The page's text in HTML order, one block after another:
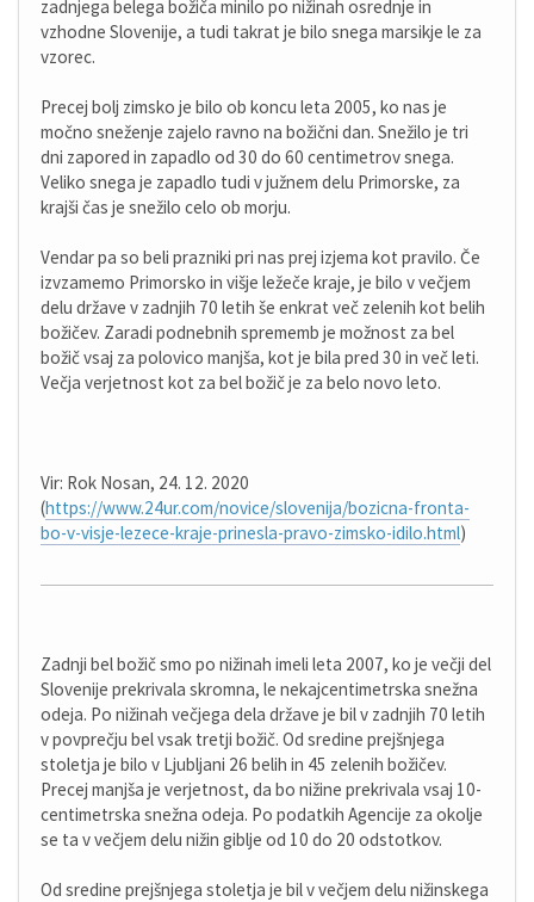
zadnjega belega božiča minilo po nižinah osrednje in
vzhodne Slovenije, a tudi takrat je bilo snega marsikje le za
vzorec.
Precej bolj zimsko je bilo ob koncu leta 2005, ko nas je
močno sneženje zajelo ravno na božični dan. Snežilo je tri
dni zapored in zapadlo od 30 do 60 centimetrov snega.
Veliko snega je zapadlo tudi v južnem delu Primorske, za
krajši čas je snežilo celo ob morju.
Vendar pa so beli prazniki pri nas prej izjema kot pravilo. Če
izvzamemo Primorsko in višje ležeče kraje, je bilo v večjem
delu države v zadnjih 70 letih še enkrat več zelenih kot belih
božičev. Zaradi podnebnih sprememb je možnost za bel
božič vsaj za polovico manjša, kot je bila pred 30 in več leti.
Večja verjetnost kot za bel božič je za belo novo leto.
Vir: Rok Nosan, 24. 12. 2020
(https://www.24ur.com/novice/slovenija/bozicna-fronta-
bo-v-visje-lezece-kraje-prinesla-pravo-zimsko-idilo.html)
Zadnji bel božič smo po nižinah imeli leta 2007, ko je večji del
Slovenije prekrivala skromna, le nekajcentimetrska snežna
odeja. Po nižinah večjega dela države je bil v zadnjih 70 letih
v povprečju bel vsak tretji božič. Od sredine prejšnjega
stoletja je bilo v Ljubljani 26 belih in 45 zelenih božičev.
Precej manjša je verjetnost, da bo nižine prekrivala vsaj 10-
centimetrska snežna odeja. Po podatkih Agencije za okolje
se ta v večjem delu nižin giblje od 10 do 20 odstotkov.
Od sredine prejšnjega stoletja je bil v večjem delu nižinskega